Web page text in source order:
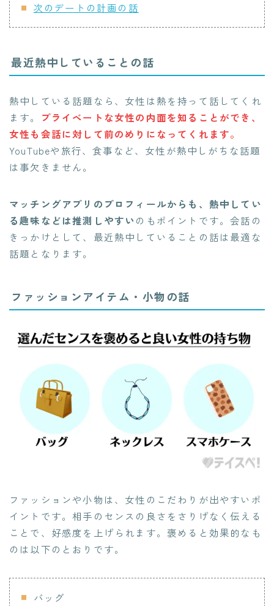
次のデートの計画の話
最近熱中していることの話
熱中している話題なら、女性は熱を持って話してくれ
ます。
プライベートな女性の内面を知ることができ、
女性も会話に対して前のめりになってくれます。
YouTubeや旅行、食事など、女性が熱中しがちな話題
は事欠きません。
マッチングアプリのプロフィールからも、熱中してい
る趣味などは推測しやすいのもポイントです。会話の
きっかけとして、最近熱中していることの話は最適な
話題となります。
ファッションアイテム・小物の話
ファッションや小物は、女性のこだわりが出やすいポ
イントです。相手のセンスの良さをさりげなく伝える
ことで、好感度を上げられます。褒めると効果的なも
のは以下のとおりです。
バッグ